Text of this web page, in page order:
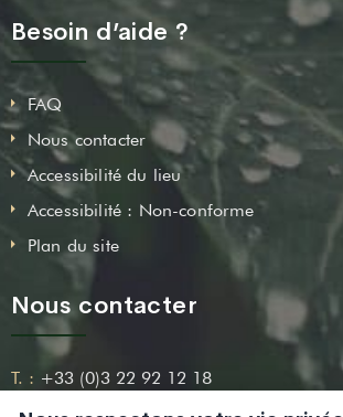
Besoin d’aide ?
FAQ
Nous contacter
Accessibilité du lieu
Accessibilité : Non-conforme
Plan du site
Nous contacter
T. : +33 (0)3 22 92 12 18